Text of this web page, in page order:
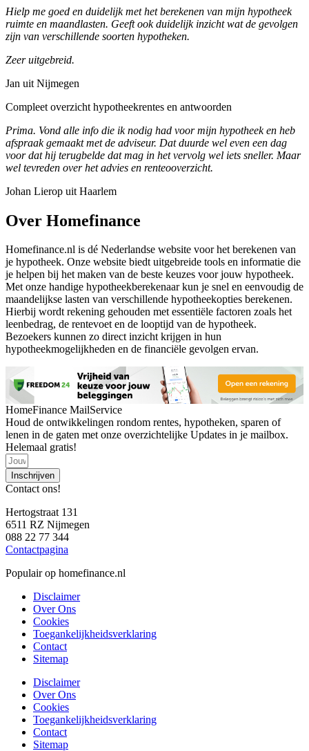
Hielp me goed en duidelijk met het berekenen van mijn hypotheek
ruimte en maandlasten. Geeft ook duidelijk inzicht wat de gevolgen
zijn van verschillende soorten hypotheken.
Zeer uitgebreid.
Jan uit Nijmegen
Compleet overzicht hypotheekrentes en antwoorden
Prima. Vond alle info die ik nodig had voor mijn hypotheek en heb
afspraak gemaakt met de adviseur. Dat duurde wel even een dag
voor dat hij terugbelde dat mag in het vervolg wel iets sneller. Maar
wel tevreden over het advies en renteooverzicht.
Johan Lierop uit Haarlem
Over Homefinance
Homefinance.nl is dé Nederlandse website voor het berekenen van
je hypotheek. Onze website biedt uitgebreide tools en informatie die
je helpen bij het maken van de beste keuzes voor jouw hypotheek.
Met onze handige hypotheekberekenaar kun je snel en eenvoudig de
maandelijkse lasten van verschillende hypotheekopties berekenen.
Hierbij wordt rekening gehouden met essentiële factoren zoals het
leenbedrag, de rentevoet en de looptijd van de hypotheek.
Bezoekers kunnen zo direct inzicht krijgen in hun
hypotheekmogelijkheden en de financiële gevolgen ervan.
HomeFinance MailService
Houd de ontwikkelingen rondom rentes, hypotheken, sparen of
lenen in de gaten met onze overzichtelijke Updates in je mailbox.
Helemaal gratis!
Inschrijven
Contact ons!
Hertogstraat 131
6511 RZ Nijmegen
088 22 77 344
Contactpagina
Populair op homefinance.nl
Disclaimer
Over Ons
Cookies
Toegankelijkheidsverklaring
Contact
Sitemap
Disclaimer
Over Ons
Cookies
Toegankelijkheidsverklaring
Contact
Sitemap